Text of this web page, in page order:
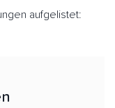
aufgelistet: